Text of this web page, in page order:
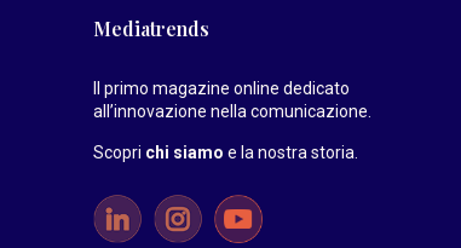
Mediatrends
Il primo magazine online dedicato
all’innovazione nella comunicazione.
Scopri chi siamo e la nostra storia.